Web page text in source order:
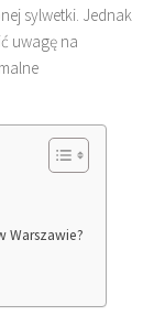
sylwetki. Jednak
uwagę na
Warszawie?